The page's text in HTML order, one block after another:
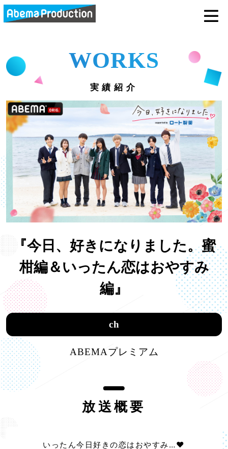
WORKS
実績紹介
『今日、好きになりました。蜜
柑編＆いったん恋はおやすみ
編』
ch
ABEMAプレミアム
放送概要
いったん今日好きの恋はおやすみ…♥